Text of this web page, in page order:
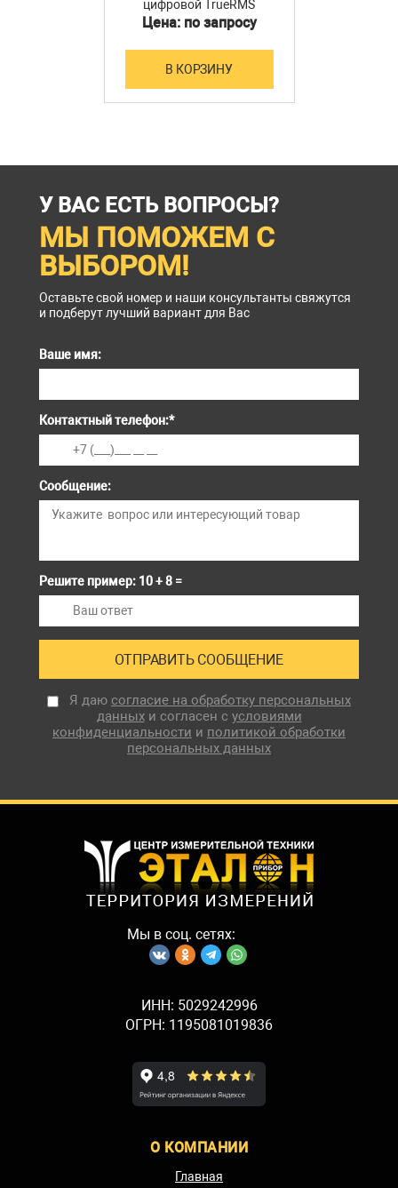
190х88,5х27,5 мм
422 г.
№ Наименование Количество
1
TrueRMS АММ-1015
1
цифровой TrueRMS
Цена: по запросу
В КОРЗИНУ
У ВАС ЕСТЬ ВОПРОСЫ?
МЫ ПОМОЖЕМ С
ВЫБОРОМ!
Оставьте свой номер и наши консультанты свяжутся
и подберут лучший вариант для Вас
Ваше имя:
Контактный телефон:*
Сообщение:
Решите пример: 10 + 8 =
Я даю согласие на обработку персональных
данныхи согласен с условиями
конфиденциальности и политикой обработки
персональных данных
Мы в соц. сетях:
ИНН: 5029242996
ОГРН: 1195081019836
О КОМПАНИИ
Главная